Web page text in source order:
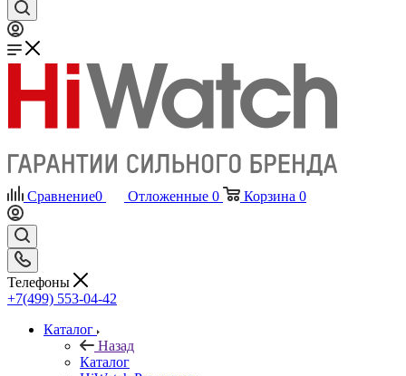
Сравнение0 Отложенные 0 Корзина 0
Телефоны
+7(499) 553-04-42
Каталог
Назад
Каталог